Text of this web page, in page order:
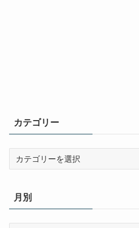
カテゴリー
リ
ー
月別